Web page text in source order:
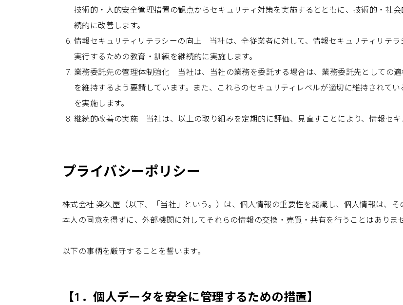
技術的・人的安全管理措置の観点からセキュリティ対策を実施するとともに、技術的・社
続的に改善します。
情報セキュリティリテラシーの向上 当社は、全従業者に対して、情報セキュリティリテ
実行するための教育・訓練を継続的に実施します。
業務委託先の管理体制強化 当社は、当社の業務を委託する場合は、業務委託先としての
を維持するよう要請しています。また、これらのセキュリティレベルが適切に維持されて
を実施します。
継続的改善の実施 当社は、以上の取り組みを定期的に評価、見直すことにより、情報セキ
プライバシーポリシー
株式会社 楽久屋（以下、「当社」という。）は、個人情報の重要性を認識し、個人情報は、
本人の同意を得ずに、外部機関に対してそれらの情報の交換・売買・共有を行うことはありま
以下の事柄を厳守することを誓います。
【1．個人データを安全に管理するための措置】